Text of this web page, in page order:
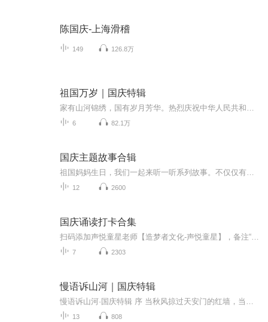
陈国庆-上海滑稽
149 126.8万
祖国万岁｜国庆特辑
6 82.1万
国庆主题故事合辑
12 2600
国庆诵读打卡合集
7 2303
慢语诉山河｜国庆特辑
13 808